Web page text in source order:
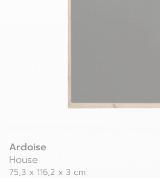
Ardoise
House
75,3 x 116,2 x 3 cm
Grèce